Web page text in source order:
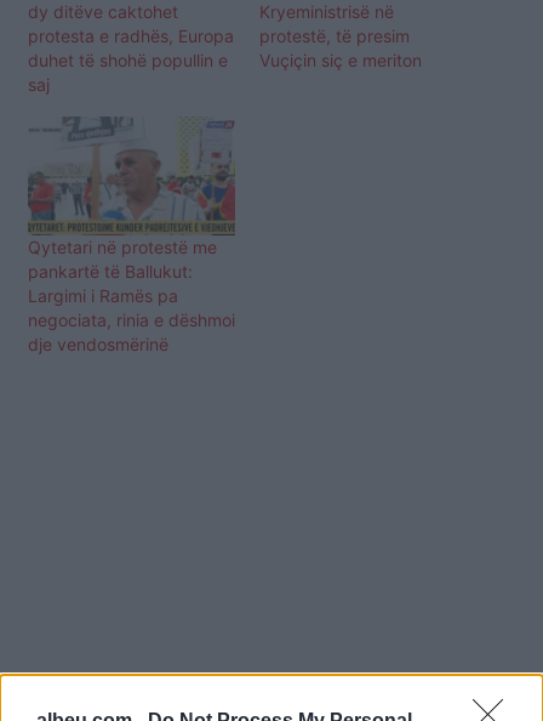
dy ditëve caktohet
protesta e radhës, Europa
duhet të shohë popullin e
saj
Kryeministrisë në
protestë, të presim
Vuçiçin siç e meriton
Qytetari në protestë me
pankartë të Ballukut:
Largimi i Ramës pa
negociata, rinia e dëshmoi
dje vendosmërinë